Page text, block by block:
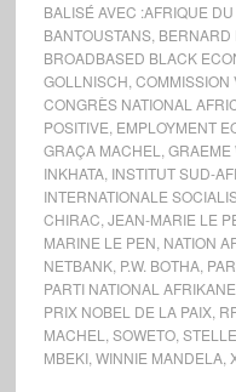
BALISÉ AVEC :AFRIQUE
BANTOUSTANS, BERNARD
BROADBASED BLACK
GOLLNISCH COMMISSION
CONGRÈS NATIONAL
POSITIVE EMPLOYMENT
GRAÇA MACHEL
GRAEME
INKHATA, INSTITUT SUD-
INTERNATIONALE
CHIRAC JEAN-MARIE LE
MARINE LE PEN NATION
NETBANK, P.W. BOTHA,
PARTI NATIONAL
PRIX NOBEL DE LA PAIX,
MACHEL
SOWETO,
MBEKI, WINNIE MANDELA,